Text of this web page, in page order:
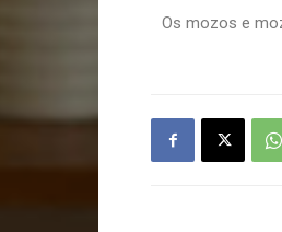
Os mozos e